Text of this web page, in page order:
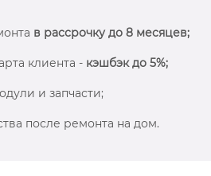
в рассрочку до 8 месяцев;
клиента - кэшбэк до 5%;
и запчасти;
после ремонта на дом.